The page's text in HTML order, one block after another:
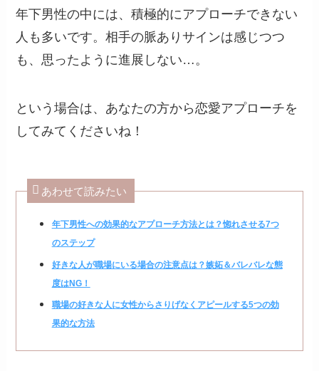
年下男性の中には、積極的にアプローチできない
人も多いです。相手の脈ありサインは感じつつ
も、思ったように進展しない…。
という場合は、あなたの方から恋愛アプローチを
してみてくださいね！
あわせて読みたい
年下男性への効果的なアプローチ方法とは？惚れさせる7つ
のステップ
好きな人が職場にいる場合の注意点は？嫉妬＆バレバレな態
度はNG！
職場の好きな人に女性からさりげなくアピールする5つの効
果的な方法